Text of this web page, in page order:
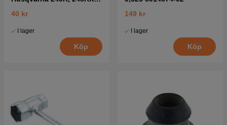
40 kr
I lager
Köp
149 kr
I lager
Köp